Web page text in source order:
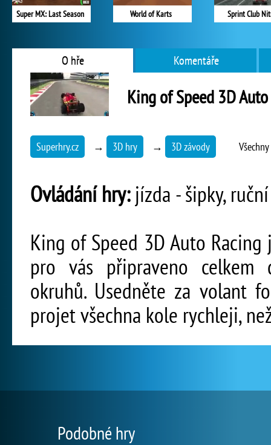
Super MX: Last Season World of Karts Sprint Club
O hře Komentáře
King of Speed 3D
Superhry.cz → 3D hry → 3D závody
Ovládání hry:jízda - šipky,
King of Speed 3D Auto
pro vás připraveno celkem
okruhů. Usedněte za volant
projet všechna kole rychleji,
Podobné hry